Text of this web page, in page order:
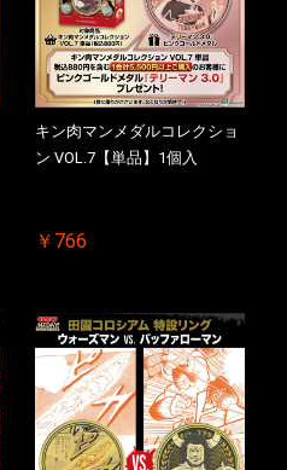
キン肉マンメダルコレクショ
ン VOL.7【単品】1個入
￥766